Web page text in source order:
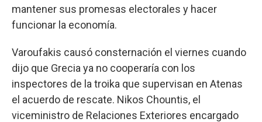
mantener sus promesas electorales y hacer
funcionar la economía.
Varoufakis causó consternación el viernes cuando
dijo que Grecia ya no cooperaría con los
inspectores de la troika que supervisan en Atenas
el acuerdo de rescate. Nikos Chountis, el
viceministro de Relaciones Exteriores encargado